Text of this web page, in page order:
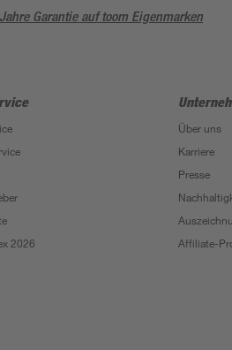
Garantie auf toom Eigenmarken
2026
Über uns
Karriere
Presse
Affiliate-